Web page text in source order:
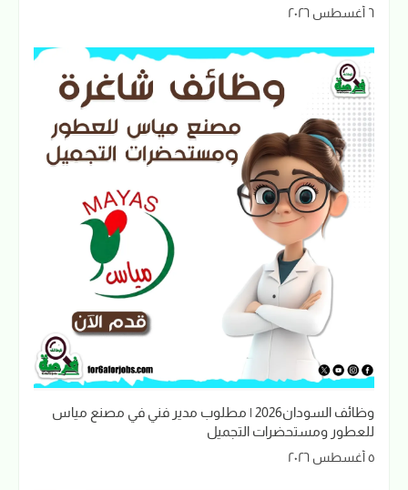
٦ أغسطس ٢٠٢٦
وظائف السودان2026 | مطلوب مدير فني في مصنع مياس
للعطور ومستحضرات التجميل
٥ أغسطس ٢٠٢٦